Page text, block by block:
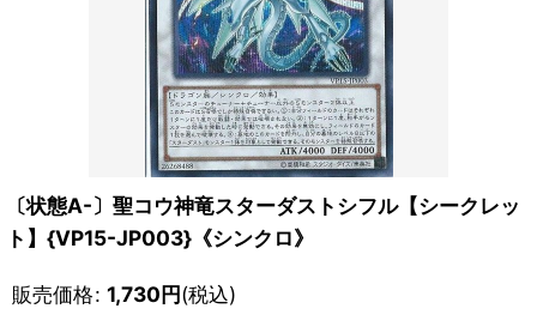
〔状態A-〕聖コウ神竜スターダストシフル【シークレッ
ト】{VP15-JP003}《シンクロ》
販売価格: 1,730円(税込)